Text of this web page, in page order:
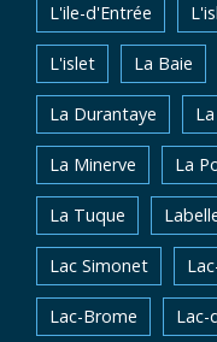
L'ile-d'Entrée
L'islet La Baie
La Durantaye
La Minerve La
La Tuque
Lac Simonet
Lac-Brome Lac-